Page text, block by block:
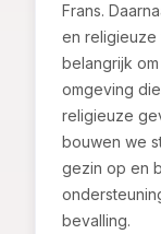
Frans.
en religieuze
belangrijk
omgeving
religieuze
bouwen we
gezin op en
bevalling.